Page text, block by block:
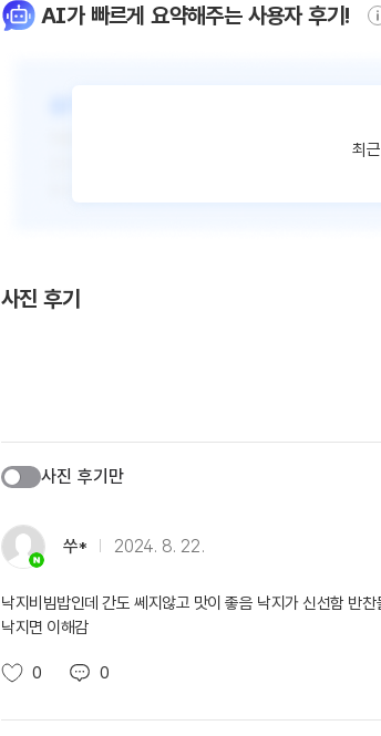
AI가 빠르게 요약해주는 사용자 후기!
최
사진 후기
사진 후기만
쑤* 2024. 8. 22.
낙지비빔밥인데 간도 쎄지않고 맛이 좋음 낙지가 신선함 반
낙지면 이해감
0 0